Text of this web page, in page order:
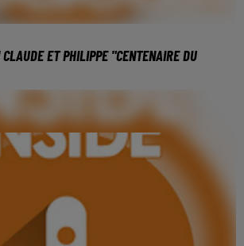
ET PHILIPPE "CENTENAIRE DU